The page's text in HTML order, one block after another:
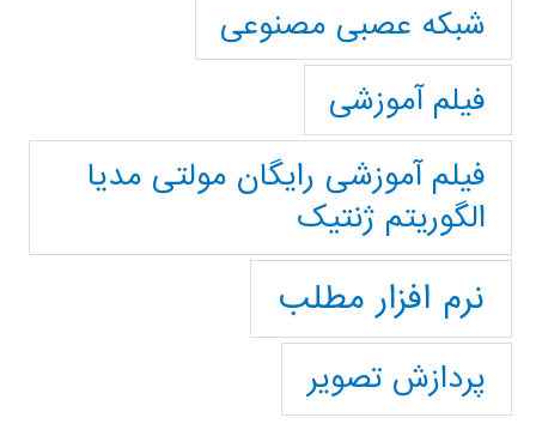
شبکه عصبی مصنوعی
فیلم آموزشی
فیلم آموزشی رایگان مولتی مدیا
الگوریتم ژنتیک
نرم افزار مطلب
پردازش تصویر